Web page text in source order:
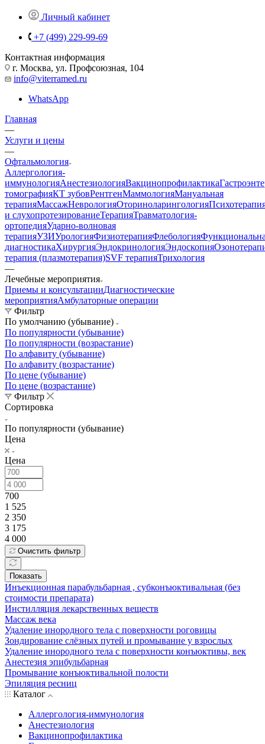
Личный кабинет
+7 (499) 229-99-69
Контактная информация
г. Москва, ул. Профсоюзная, 104
info@viterramed.ru
WhatsApp
Главная
—
Услуги и цены
—
Офтальмология
Аллергология-
иммунологияАнестезиологияВакцинопрофилактика
томографияКТ зубовРентгенМаммологияМануальная
терапияМассажНеврологияОториноларингология
и слухопротезированиеТерапияТравматология-
ортопедияУдарно-волновая
терапияУЗИУрологияФизиотерапияФлебология
диагностикаХирургияЭндокринологияЭндоскопия
терапия (плазмотерапия)SVF терапияТрихология
—
Лечебные мероприятия
Приемы и консультацииДиагностические
мероприятияАмбулаторные операции
Фильтр
По умолчанию (убывание)
По популярности (убывание)
По популярности (возрастание)
По алфавиту (убывание)
По алфавиту (возрастание)
По цене (убывание)
По цене (возрастание)
Фильтр
Сортировка
По популярности (убывание)
Цена
Цена
700
1 525
2 350
3 175
4 000
Очистить фильтр
Показать
Инъекционная парабульбарная , субконъюктивальная (без
стоимости препарата)
Инстилляция лекарственных веществ
Массаж века
Удаление инородного тела с поверхности роговицы
Зондирование слёзных путей и промывание у взрослых
Удаление инородного тела с поверхности конъюктивы, век
Анестезия эпибульбарная
Промывание конъюктивальной полости
Эпиляция ресниц
Каталог
Аллергология-иммунология
Анестезиология
Вакцинопрофилактика